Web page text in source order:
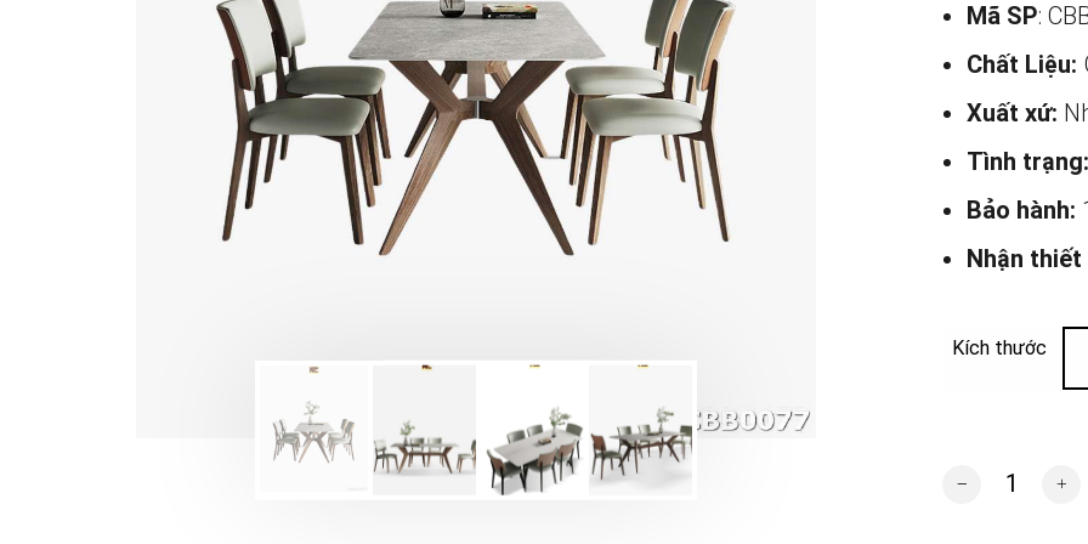
Mã SP:
Chất Liệu:
Xuất xứ:
Tình trạng:
Bảo hành:
Nhận
Kích thước
Bộ bàn ghế ăn